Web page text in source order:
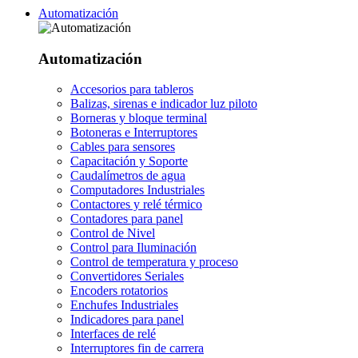
Automatización
Automatización
Accesorios para tableros
Balizas, sirenas e indicador luz piloto
Borneras y bloque terminal
Botoneras e Interruptores
Cables para sensores
Capacitación y Soporte
Caudalímetros de agua
Computadores Industriales
Contactores y relé térmico
Contadores para panel
Control de Nivel
Control para Iluminación
Control de temperatura y proceso
Convertidores Seriales
Encoders rotatorios
Enchufes Industriales
Indicadores para panel
Interfaces de relé
Interruptores fin de carrera